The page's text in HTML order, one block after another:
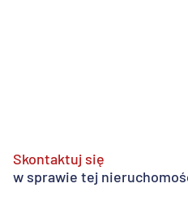
Skontaktuj się
w sprawie tej